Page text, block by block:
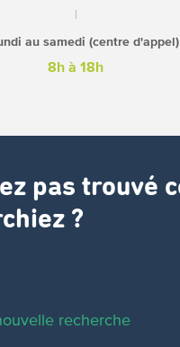
au samedi (centre d'appel)
8h à 18h
pas trouvé
?
recherche